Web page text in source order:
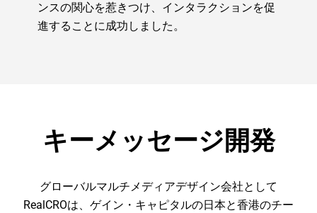
ンスの関心を惹きつけ、インタラクションを促
進することに成功しました。
キーメッセージ開発
グローバルマルチメディアデザイン会社として
RealCROは、ゲイン・キャピタルの日本と香港のチー